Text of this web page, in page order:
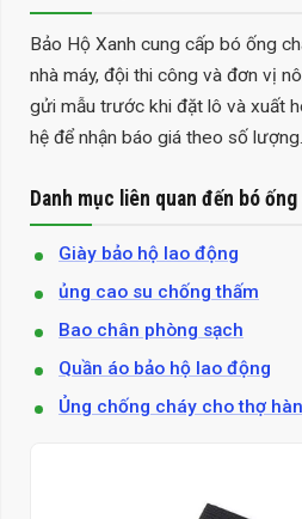
Bảo Hộ Xanh cung cấp bó ống
nhà máy, đội thi công và đơn vị
gửi mẫu trước khi đặt lô và xuất
hệ để nhận báo giá theo số lượng.
Danh mục liên quan đến bó
Giày bảo hộ lao động
ủng cao su chống thấm
Bao chân phòng sạch
Quần áo bảo hộ lao động
Ủng chống cháy cho thợ hàn